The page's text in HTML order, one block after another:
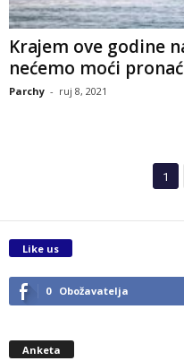
Krajem ove godine
nećemo moći
Parchy - ruj 8, 2021
1
Like us
0 Obožavatelja
Anketa